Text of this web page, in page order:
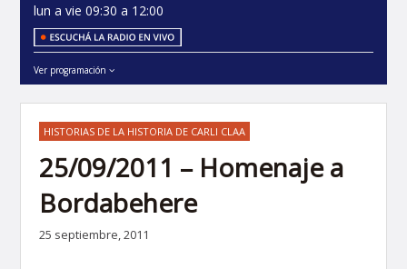
lun a vie 09:30 a 12:00
Ver programación
HISTORIAS DE LA HISTORIA DE CARLI CLAA
25/09/2011 – Homenaje a
Bordabehere
25 septiembre, 2011